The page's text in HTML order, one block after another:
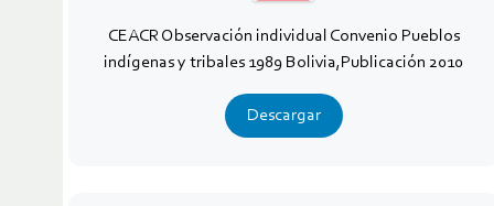
CEACR Observación individual Convenio Pueblos
indígenas y tribales 1989 Bolivia,Publicación 2010
Descargar